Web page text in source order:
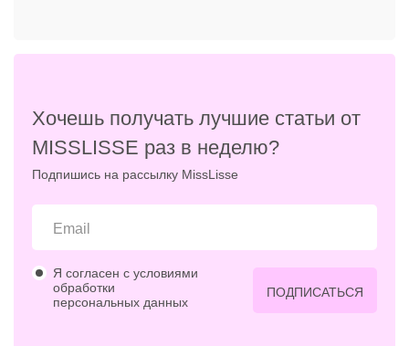
Хочешь получать лучшие статьи от
MISSLISSE раз в неделю?
Подпишись на рассылку MissLisse
Я согласен с условиями
обработки
персональных данных
ПОДПИСАТЬСЯ